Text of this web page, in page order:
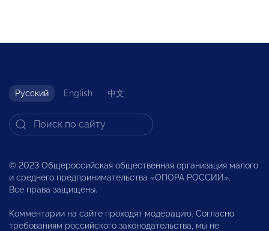
Русский English 中文
© 2023 Общероссийская общественная организация малого
и среднего предпринимательства «ОПОРА РОССИИ».
Все права защищены.
Комментарии на сайте проходят модерацию. Согласно
требованиям российского законодательства, мы не